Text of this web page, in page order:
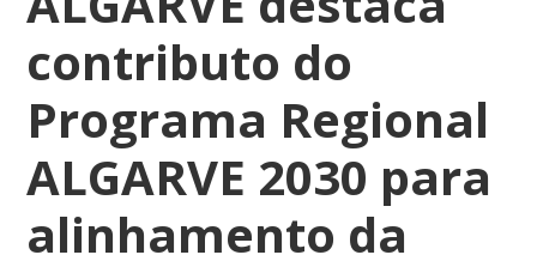
contributo do
Programa Regional
ALGARVE 2030 para
alinhamento da